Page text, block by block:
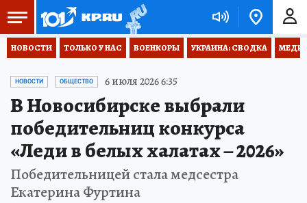
НОВОСТИ ТОЛЬКО У НАС ВОЕНКОРЫ УКРАИНА: СВОДКА
НОВОСТИ ОБЩЕСТВО 6 июля 2026 6:35
В Новосибирске выбрали
победительниц конкурса
«Леди в белых халатах – 2026»
Победительницей стала медсестра
Екатерина Фуртина